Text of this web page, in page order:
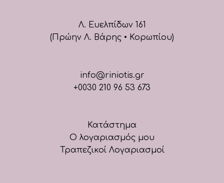
Λ. Ευελπίδων 161
(Πρώην Λ. Βάρης • Κορωπίου)
info@riniotis.gr
+0030 210 96 53 673
Κατάστημα
Ο λογαριασμός μου
Τραπεζικοί Λογαριασμοί